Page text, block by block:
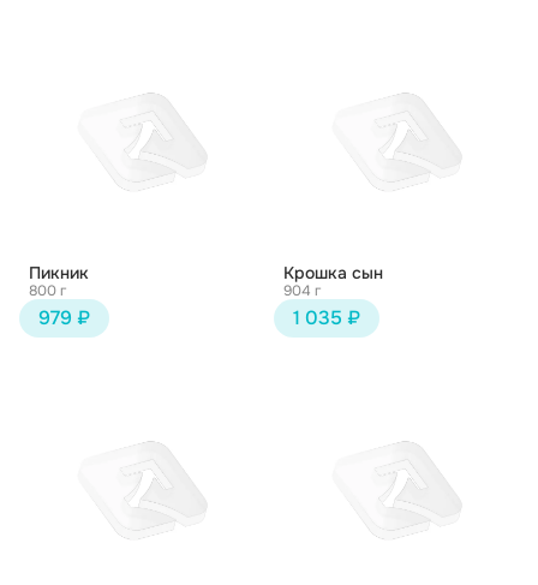
Пикник
800 г
979 ₽
Крошка сын
904 г
1 035 ₽